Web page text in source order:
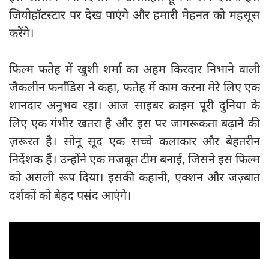
जियोहॉटस्टार पर देख पाएंगे और हमारी मेहनत को महसूस
करेंगे।
फिल्म फतेह में खुशी शर्मा का अहम किरदार निभाने वाली
जैकलीन फर्नांडिस ने कहा, फतेह में काम करना मेरे लिए एक
शानदार अनुभव रहा। आज साइबर क्राइम पूरी दुनिया के
लिए एक गंभीर खतरा है और इस पर जागरूकता बढ़ाने की
ज़रूरत है। सोनू सूद एक सच्चे कलाकार और बेहतरीन
निर्देशक हैं। उन्होंने एक मजबूत टीम बनाई, जिसने इस फिल्म
को असली रूप दिया। इसकी कहानी, एक्शन और जज़्बात
दर्शकों को बेहद पसंद आएंगे।